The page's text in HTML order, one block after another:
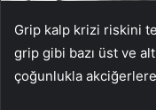
Grip kalp krizi riskini
grip gibi bazı üst ve
çoğunlukla